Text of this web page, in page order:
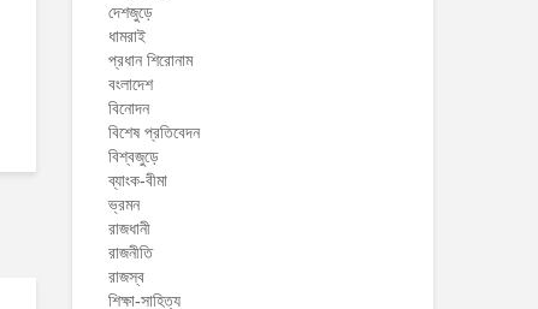
দেশজুড়ে
ধামরাই
প্রধান শিরোনাম
বংলাদেশ
বিনোদন
বিশেষ প্রতিবেদন
বিশ্বজুড়ে
ব্যাংক-বীমা
ভ্রমন
রাজধানী
রাজনীতি
রাজস্ব
শিক্ষা-সাহিত্য